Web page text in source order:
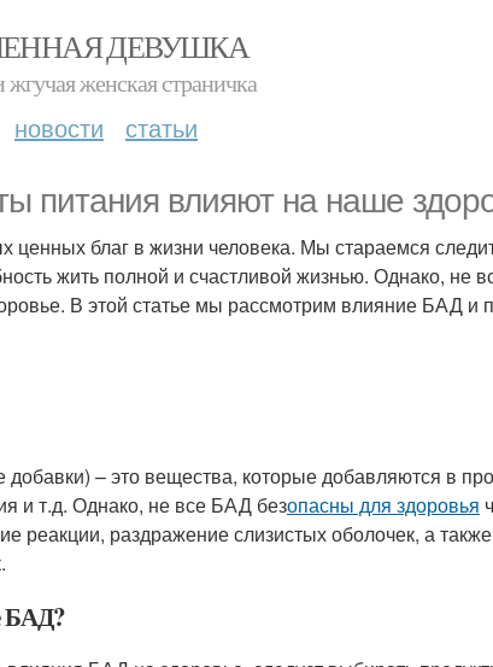
ДЕВУШКА
жгучая женская страничка
новости статьи
питания влияют на наше
ценных благ в жизни человека. Мы стараемся
жить полной и счастливой жизнью. Однако, не
В этой статье мы рассмотрим влияние БАД и
– это вещества, которые добавляются в
и т.д. Однако, не все БАД безопасны для здоровья
реакции, раздражение слизистых оболочек, а
БАД?